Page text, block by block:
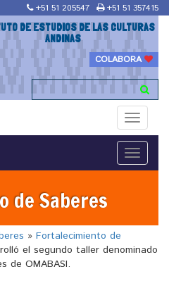
+51 51 205547 +51 51 357415
DE ESTUDIOS DE LAS CULTURAS
ANDINAS
COLABORA
Toggle
Toggle
de Saberes
» Fortalecimiento de
el segundo taller denominado
de OMABASI.